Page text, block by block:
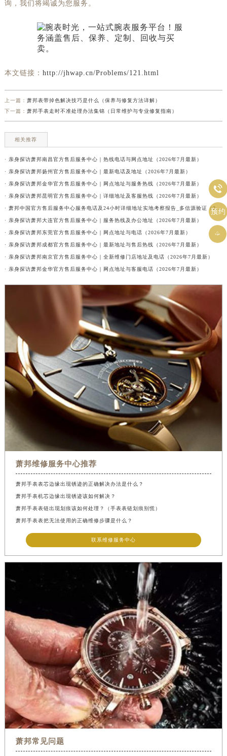
询，我们将竭诚为您服务。
本文链接： http://jhwap.cn/Problems/121.html
上一篇： 萧邦表带掉色解决技巧是什么（保养与修复方法详解）
下一篇： 萧邦手表走时不准处理办法集锦（日常维护与专业修复指南）
相关推荐
· 亲身探访萧邦南昌官方售后服务中心｜热线电话与网点地址（2026年7月最新）
· 亲身探访萧邦扬州官方售后服务中心｜最新电话及地址（2026年7月最新）
· 亲身探访萧邦金华官方售后服务中心｜网点地址与服务热线（2026年7月最新）
· 亲身探访萧邦昆明官方售后服务中心｜详细地址及客服热线（2026年7月最新）
· 萧邦中国官方售后服务中心服务电话及24小时详细地址实地考察报告_多信源验证（2026年7月最新）
· 亲身探访萧邦大连官方售后服务中心｜服务热线及办公地址（2026年7月最新）
· 亲身探访萧邦东莞官方售后服务中心｜网点地址与电话（2026年7月最新）
· 亲身探访萧邦成都官方售后服务中心｜最新地址与售后热线（2026年7月最新）
· 亲身探访萧邦南京官方售后服务中心｜全新维修门店地址及电话（2026年7月最新）
· 亲身探访萧邦金华官方售后服务中心｜网点地址与客服电话（2026年7月最新）
萧邦维修服务中心推荐
萧邦手表表芯边缘出现锈迹的正确解决办法是什么？
萧邦手表机芯边缘出现锈迹该如何解决？
萧邦手表表链出现划痕该如何处理？（手表表链划痕别慌）
萧邦手表表把无法使用的正确维修步骤是什么？
联系维修服务中心
萧邦常见问题

预约
